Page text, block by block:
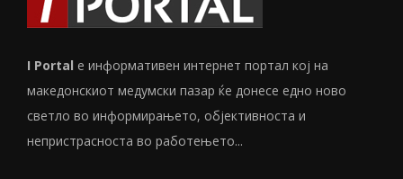
I Portal е информативен интернет портал кој на
македонскиот медумски пазар ќе донесе едно ново
светло во информирањето, објективноста и
непристрасноста во работењето...